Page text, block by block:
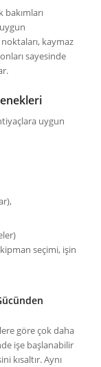
bakımları
kaymaz
sayesinde
uygun
seçimi, işin
göre çok daha
işe başlanabilir
kısaltır. Aynı